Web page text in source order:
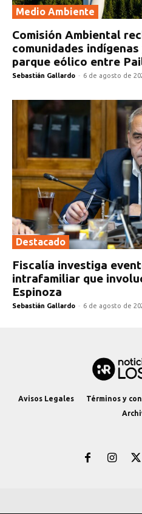
Medio Ambiente
Comisión Ambiental
comunidades
parque eólico entre
Sebastián Gallardo - 6 de agosto de
Destacado
Fiscalía investiga
intrafamiliar que
Espinoza
Sebastián Gallardo - 6 de agosto de
Avisos Legales Términos y